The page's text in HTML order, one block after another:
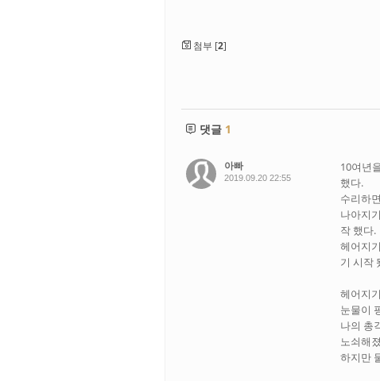
첨부 [2]
댓글 1
아빠
2019.09.20 22:55
10여년
했다.
수리하
나아지
작 했다.
헤어지
기 시작
헤어지
눈물이
나의 총
노쇠해
하지만